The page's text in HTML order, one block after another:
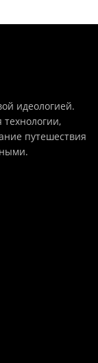
идеологией.
путешествия